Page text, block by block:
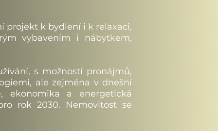
k bydlení i k relaxaci,
vybavením i nábytkem,
s možností pronájmů,
ale zejména v dnešní
ekonomika a energetická
rok 2030. Nemovitost se